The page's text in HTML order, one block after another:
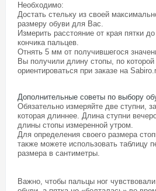
Необходимо:
Достать стельку из своей
размеру обуви для Вас.
Измерить расстояние от края пятки
кончика пальцев.
Отнять 5 мм от получившегося
Вы получили длину стопы, по
ориентироваться при заказе на
Дополнительные советы по выбору
Обязательно измеряйте две ступни,
которая длиннее. Длина ступни
длины стопы измеренной утром.
Для определения своего размера
также можете использовать таблицу
размера в сантиметры.
Важно, чтобы пальцы ног